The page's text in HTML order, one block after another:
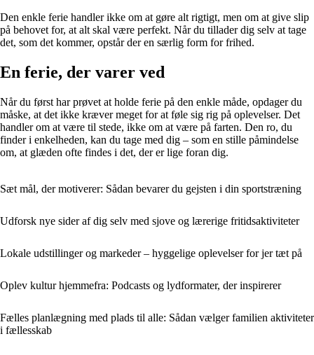
Den enkle ferie handler ikke om at gøre alt rigtigt, men om at give slip
på behovet for, at alt skal være perfekt. Når du tillader dig selv at tage
det, som det kommer, opstår der en særlig form for frihed.
En ferie, der varer ved
Når du først har prøvet at holde ferie på den enkle måde, opdager du
måske, at det ikke kræver meget for at føle sig rig på oplevelser. Det
handler om at være til stede, ikke om at være på farten. Den ro, du
finder i enkelheden, kan du tage med dig – som en stille påmindelse
om, at glæden ofte findes i det, der er lige foran dig.
Sæt mål, der motiverer: Sådan bevarer du gejsten i din sportstræning
Udforsk nye sider af dig selv med sjove og lærerige fritidsaktiviteter
Lokale udstillinger og markeder – hyggelige oplevelser for jer tæt på
Oplev kultur hjemmefra: Podcasts og lydformater, der inspirerer
Fælles planlægning med plads til alle: Sådan vælger familien aktiviteter
i fællesskab